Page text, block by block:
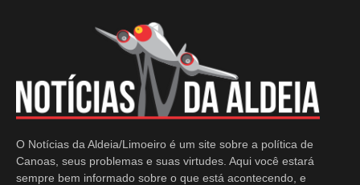
O Notícias da Aldeia/Limoeiro é um site sobre a política de
Canoas, seus problemas e suas virtudes. Aqui você estará
sempre bem informado sobre o que está acontecendo, e